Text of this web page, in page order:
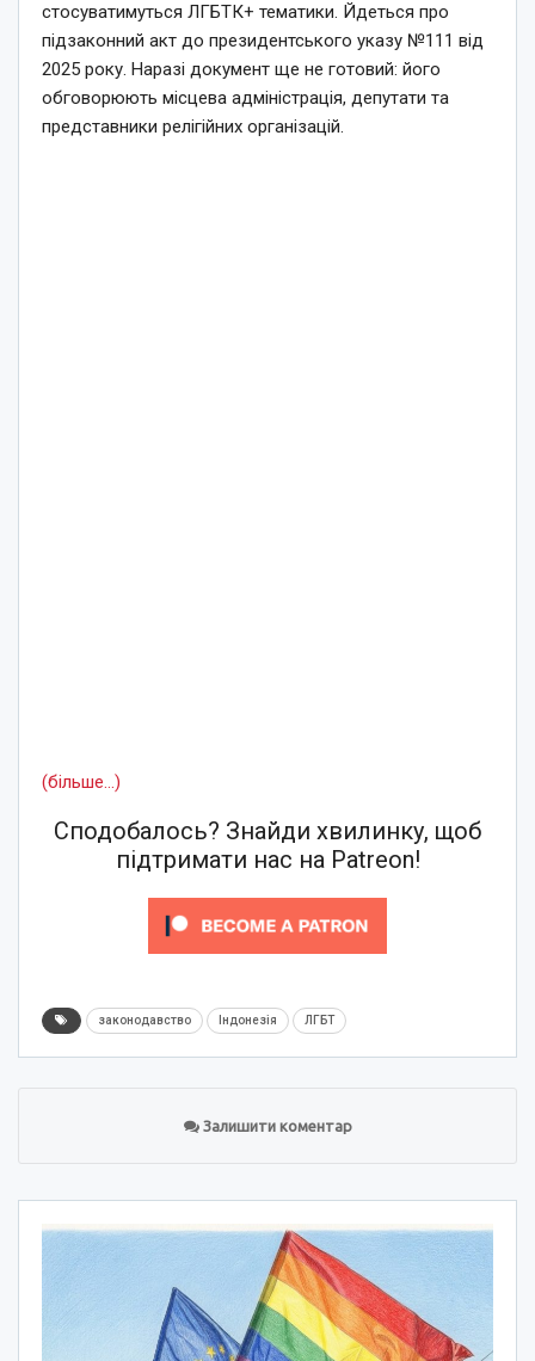
стосуватимуться ЛГБТК+ тематики. Йдеться про
підзаконний акт до президентського указу №111 від
2025 року. Наразі документ ще не готовий: його
обговорюють місцева адміністрація, депутати та
представники релігійних організацій.
(більше…)
Сподобалось? Знайди хвилинку, щоб
підтримати нас на Patreon!
законодавство Індонезія ЛГБТ
Залишити коментар